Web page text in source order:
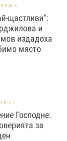
щастливи“:
и
издадоха
място
Господне:
за